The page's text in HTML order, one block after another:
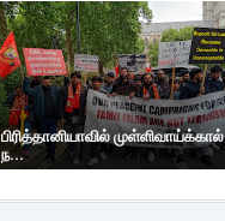
பிரித்தானியாவில் முள்ளிவாய்க்கால்
ந...